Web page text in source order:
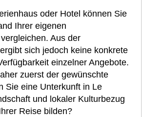
oder Hotel können Sie
Ihrer eigenen
Aus der
sich jedoch keine konkrete
einzelner Angebote.
zuerst der gewünschte
Sie eine Unterkunft in Le
und lokaler Kulturbezug
Reise bilden?